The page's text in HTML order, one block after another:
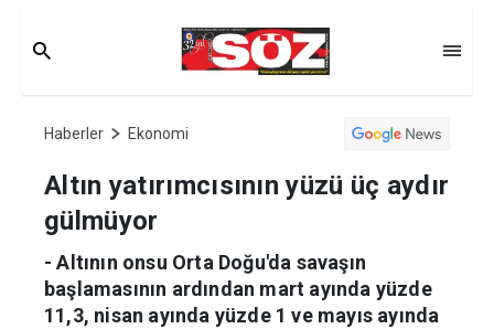
Haberler Ekonomi
Altın yatırımcısının yüzü üç aydır
gülmüyor
- Altının onsu Orta Doğu'da savaşın
başlamasının ardından mart ayında yüzde
11,3, nisan ayında yüzde 1 ve mayıs ayında